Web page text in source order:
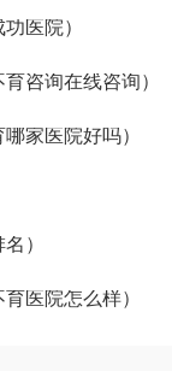
医院）
咨询在线咨询）
家医院好吗）
）
医院怎么样）